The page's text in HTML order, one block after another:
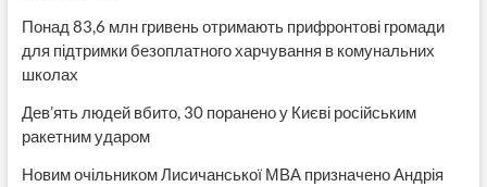
Понад 83,6 млн гривень отримають прифронтові громади
для підтримки безоплатного харчування в комунальних
школах
Дев’ять людей вбито, 30 поранено у Києві російським
ракетним ударом
Новим очільником Лисичанської МВА призначено Андрія